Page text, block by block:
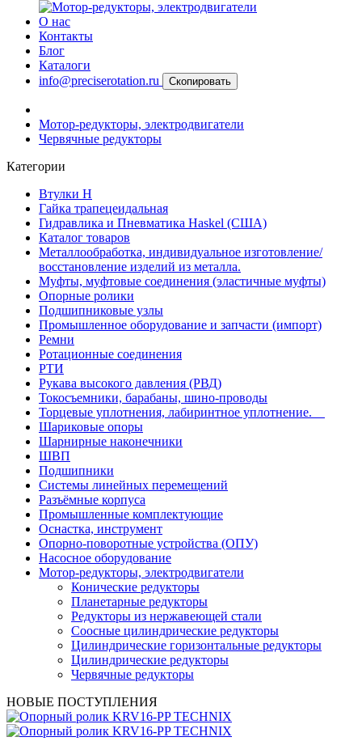
О нас
Контакты
Блог
Каталоги
info@preciserotation.ru
Скопировать
Мотор-редукторы, электродвигатели
Червячные редукторы
Категории
Втулки Н
Гайка трапецеидальная
Гидравлика и Пневматика Haskel (США)
Каталог товаров
Металлообработка, индивидуальное изготовление/
восстановление изделий из металла.
Муфты, муфтовые соединения (эластичные муфты)
Опорные ролики
Подшипниковые узлы
Промышленное оборудование и запчасти (импорт)
Ремни
Ротационные соединения
РТИ
Рукава высокого давления (РВД)
Токосъемники, барабаны, шино-проводы
Торцевые уплотнения, лабиринтное уплотнение.
Шариковые опоры
Шарнирные наконечники
ШВП
Подшипники
Системы линейных перемещений
Разъёмные корпуса
Промышленные комплектующие
Оснастка, инструмент
Опорно-поворотные устройства (ОПУ)
Насосное оборудование
Мотор-редукторы, электродвигатели
Конические редукторы
Планетарные редукторы
Редукторы из нержавеющей стали
Соосные цилиндрические редукторы
Цилиндрические горизонтальные редукторы
Цилиндрические редукторы
Червячные редукторы
НОВЫЕ ПОСТУПЛЕНИЯ